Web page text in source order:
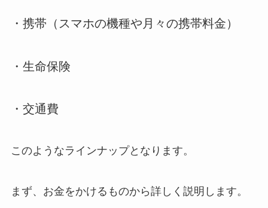
・携帯（スマホの機種や月々の携帯料金）
・生命保険
・交通費
このようなラインナップとなります。
まず、お金をかけるものから詳しく説明します。